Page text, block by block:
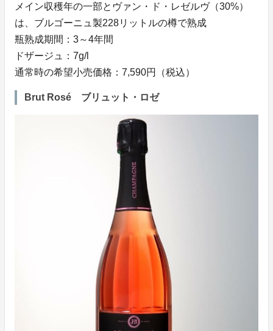
メイン収穫年の一部とヴァン・ド・レゼルヴ（30%）
は、ブルゴーニュ製228リットルの樽で熟成
瓶熟成期間：3～4年間
ドザージュ：7g/l
通常時の希望小売価格：7,590円（税込）
Brut Rosé ブリュット・ロゼ